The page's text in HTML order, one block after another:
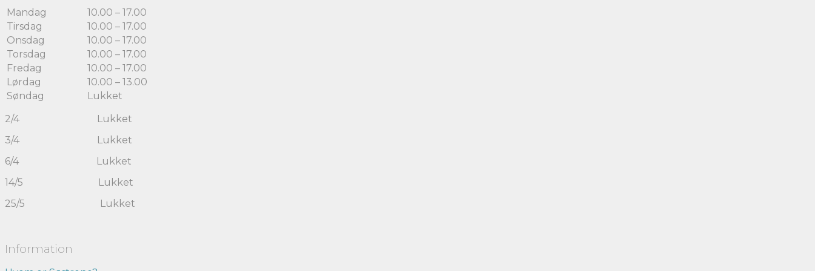
Mandag
10.00 – 17.00
Tirsdag
10.00 – 17.00
Onsdag
10.00 – 17.00
Torsdag
10.00 – 17.00
Fredag
10.00 – 17.00
Lørdag
10.00 – 13.00
Søndag
Lukket
2/4 Lukket
3/4 Lukket
6/4 Lukket
14/5 Lukket
25/5 Lukket
Information